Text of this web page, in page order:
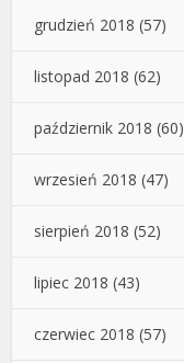
grudzień 2018 (57)
listopad 2018 (62)
październik 2018 (60)
wrzesień 2018 (47)
sierpień 2018 (52)
lipiec 2018 (43)
czerwiec 2018 (57)